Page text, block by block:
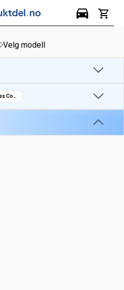
Velg modell
V40 Cross Country 2013-19